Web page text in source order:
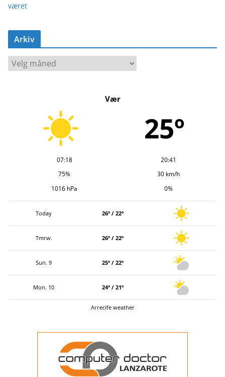
været
Arkiv
A
r
Vær
25º
07:18
20:41
75%
30 km/h
1016 hPa
0%
Today 26º / 22º
Tmrw. 26º / 22º
Sun. 9 25º / 22º
Mon. 10 24º / 21º
Arrecife weather